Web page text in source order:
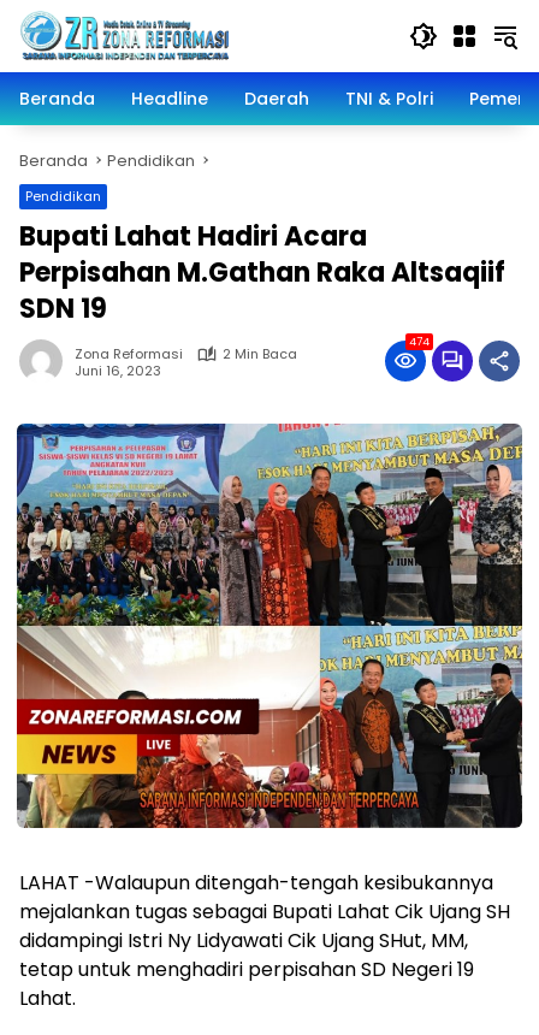
Langsung
konten
Beranda
Headline Daerah TNI & Polri
Beranda Pendidikan
Pendidikan
Bupati Lahat Hadiri Acara
Perpisahan M.Gathan Raka Altsaqiif
SDN 19
Zona Reformasi
2 Min Baca
Juni 16, 2023
474
LAHAT -Walaupun ditengah-tengah kesibukannya
mejalankan tugas sebagai Bupati Lahat Cik Ujang SH
didampingi Istri Ny Lidyawati Cik Ujang SHut, MM,
tetap untuk menghadiri perpisahan SD Negeri 19
Lahat.